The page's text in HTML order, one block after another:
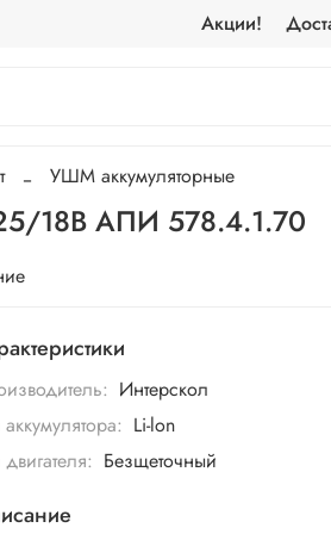
Акции!
УШМ аккумуляторные
18В АПИ 578.4.1.70
Интерскол
аккумулятора: Li-lon
Безщеточный